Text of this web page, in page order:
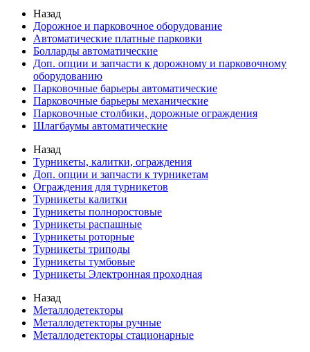
Назад
Дорожное и парковочное оборудование
Автоматические платные парковки
Болларды автоматические
Доп. опции и запчасти к дорожному и парковочному
оборудованию
Парковочные барьеры автоматические
Парковочные барьеры механические
Парковочные столбики, дорожные ограждения
Шлагбаумы автоматические
Назад
Турникеты, калитки, ограждения
Доп. опции и запчасти к турникетам
Ограждения для турникетов
Турникеты калитки
Турникеты полноростовые
Турникеты распашные
Турникеты роторные
Турникеты триподы
Турникеты тумбовые
Турникеты Электронная проходная
Назад
Металлодетекторы
Металлодетекторы ручные
Металлодетекторы стационарные